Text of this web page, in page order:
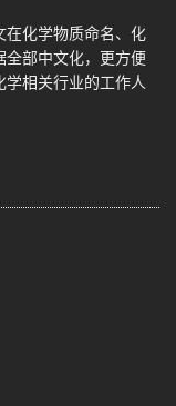
在化学物质命名、化
全部中文化，更方便
学相关行业的工作人